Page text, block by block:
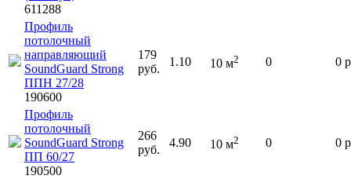
611288
Профиль
потолочный
направляющий
SoundGuard Strong
ППН 27/28
190600
179
руб.
1.10 10 м2 0 0
Профиль
потолочный
SoundGuard Strong
ПП 60/27
190500
266
руб.
4.90 10 м2 0 0